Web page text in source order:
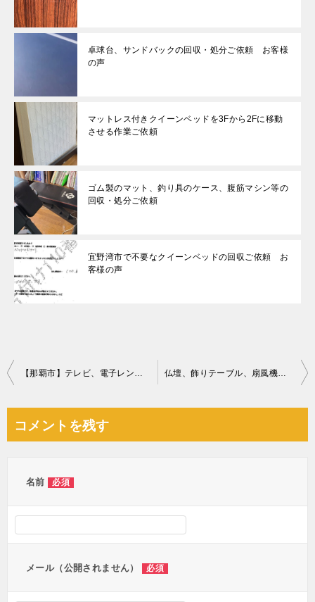
卓球台、サンドバックの回収・処分ご依頼 お客様
の声
マットレス付きクイーンベッドを3Fから2Fに移動
させる作業ご依頼
ゴム製のマット、釣り具のケース、腹筋マシン等の
回収・処分ご依頼
宜野湾市で不要なクイーンベッドの回収ご依頼 お
客様の声
投
ビ
【那覇市】テレビ、電子レンジの回収・処分ご依頼 お客様の声 仏壇、飾りテーブル、扇風機、焼却機等の回収・処分ご依頼
コメントを残す
名前 必須
メール（公開されません） 必須